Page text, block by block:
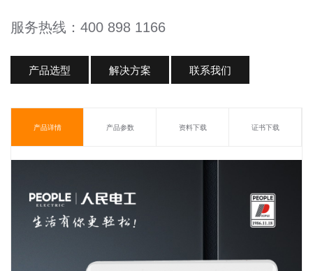
服务热线：400 898 1166
产品选型 解决方案 联系我们
产品详情 产品参数 资料下载 证书下载